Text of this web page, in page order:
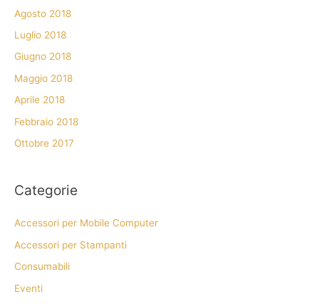
Agosto 2018
Luglio 2018
Giugno 2018
Maggio 2018
Aprile 2018
Febbraio 2018
Ottobre 2017
Categorie
Accessori per Mobile Computer
Accessori per Stampanti
Consumabili
Eventi